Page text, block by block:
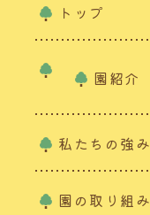
トップ
園紹介
私たちの強み
園の取り組み